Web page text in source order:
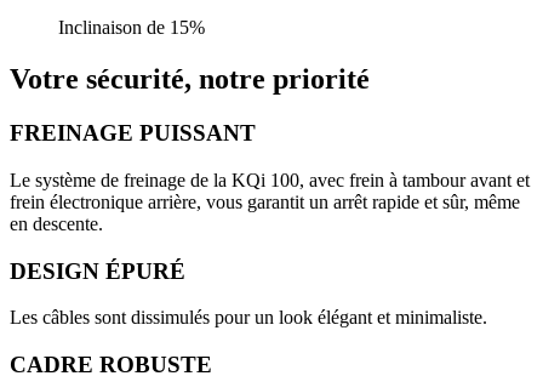
Inclinaison de 15%
Votre sécurité, notre priorité
FREINAGE PUISSANT
Le système de freinage de la KQi 100, avec frein à tambour avant et
frein électronique arrière, vous garantit un arrêt rapide et sûr, même
en descente.
DESIGN ÉPURÉ
Les câbles sont dissimulés pour un look élégant et minimaliste.
CADRE ROBUSTE